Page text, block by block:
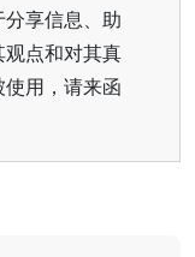
享信息、助
点和对其真
用，请来函